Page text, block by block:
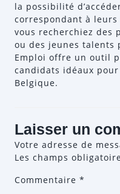
la possibilité
correspondant à
vous recherchiez des
ou des jeunes talents
Emploi offre un outil
candidats idéaux
Belgique.
Laisser un
Votre adresse de
Les champs
Commentaire *